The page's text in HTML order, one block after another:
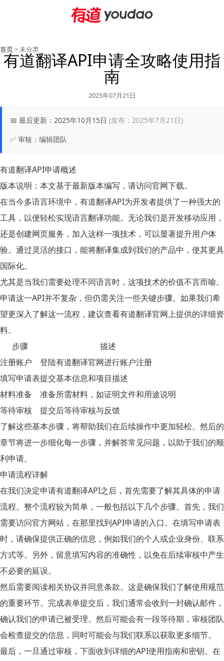
首页> 未分类
有道翻译API申请全攻略使用指
南
2025年07月21日
📅 最后更新： 2025年10月15日 (发布：2025年7月21日)
✅ 审核： 编辑团队
有道翻译API申请概述
版本说明： 本文基于最新版本编写，请访问官网下载。
在当今多语言环境中， 有道翻译API为开发者提供了一种强大的
工具，以便轻松实现语言翻译功能。无论我们是开发移动应用，
还是创建网页服务，加入这样一项技术，可以显著提升用户体
验。通过灵活的接口，能将翻译集成到我们的产品中，使其更具
国际化。
尤其是当我们需要处理不同语言时，这项技术的价值不言而喻。
申请这一API并不复杂，但仍需关注一些关键步骤。如果我们希
望更深入了解这一流程，建议查看有道翻译官网上提供的详细资
料。
步骤
描述
注册账户
登陆有道翻译官网进行账户注册
填写申请表提交基本信息和项目描述
材料准备
准备所需材料，如证明文件和用途说明
等待审核
提交后等待审核与反馈
了解这些基本步骤，将帮助我们在后续操作中更加轻松。然后的
章节将进一步细化每一步骤，并解答常见问题，以助于我们的顺
利申请。
申请流程详解
在我们决定申请有道翻译API之后，首先需要了解其具体的申请
流程。整个流程较为简单，一般包括以下几个步骤。首先，我们
需要访问官方网站，在那里找到API申请的入口。在填写申请表
时，请确保提供正确的信息，例如我们的个人或企业身份、联系
方式等。另外，留意填写内容的准确性，以免在后续审核中产生
不必要的延误。
然后需要阅读相关协议并同意条款。这是确保我们了解使用规范
的重要环节。完成表单提交后，我们通常会收到一封确认邮件，
确认我们的申请已被受理。然后可能会有一段等待期，审核团队
会检查提交的信息，同时可能会与我们联系以获取更多细节。
最后，一旦通过审核，下面收到详细的API使用指南和密钥。在